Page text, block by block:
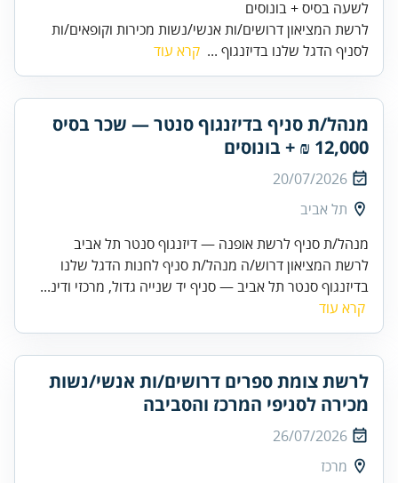
לשעה בסיס + בונוסים
לרשת המציאון דרושים/ות אנשי/נשות מכירות וקופאים/ות
לסניף הדגל שלנו בדיזנגוף ... קרא עוד
מנהל/ת סניף בדיזנגוף סנטר — שכר בסיס
12,000 ₪ + בונוסים
20/07/2026
תל אביב
מנהל/ת סניף לרשת אופנה — דיזנגוף סנטר תל אביב
לרשת המציאון דרוש/ה מנהל/ת סניף לחנות הדגל שלנו
בדיזנגוף סנטר תל אביב — סניף יד שנייה גדול, מרכזי ודינ...
קרא עוד
לרשת צומת ספרים דרושים/ות אנשי/נשות
מכירה לסניפי המרכז והסביבה
26/07/2026
מרכז